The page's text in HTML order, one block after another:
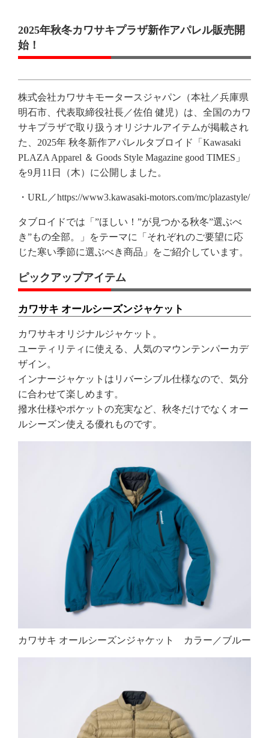
2025年秋冬カワサキプラザ新作アパレル販売開
始！
株式会社カワサキモータースジャパン（本社／兵庫県
明石市、代表取締役社長／佐伯 健児）は、全国のカワ
サキプラザで取り扱うオリジナルアイテムが掲載され
た、2025年 秋冬新作アパレルタブロイド「Kawasaki
PLAZA Apparel ＆ Goods Style Magazine good TIMES」
を9月11日（木）に公開しました。
・URL／https://www3.kawasaki-motors.com/mc/plazastyle/
タブロイドでは「”ほしい！”が見つかる秋冬”選ぶべ
き”もの全部。」をテーマに「それぞれのご要望に応
じた寒い季節に選ぶべき商品」をご紹介しています。
ピックアップアイテム
カワサキ オールシーズンジャケット
カワサキオリジナルジャケット。
ユーティリティに使える、人気のマウンテンパーカデ
ザイン。
インナージャケットはリバーシブル仕様なので、気分
に合わせて楽しめます。
撥水仕様やポケットの充実など、秋冬だけでなくオー
ルシーズン使える優れものです。
カワサキ オールシーズンジャケット カラー／ブルー